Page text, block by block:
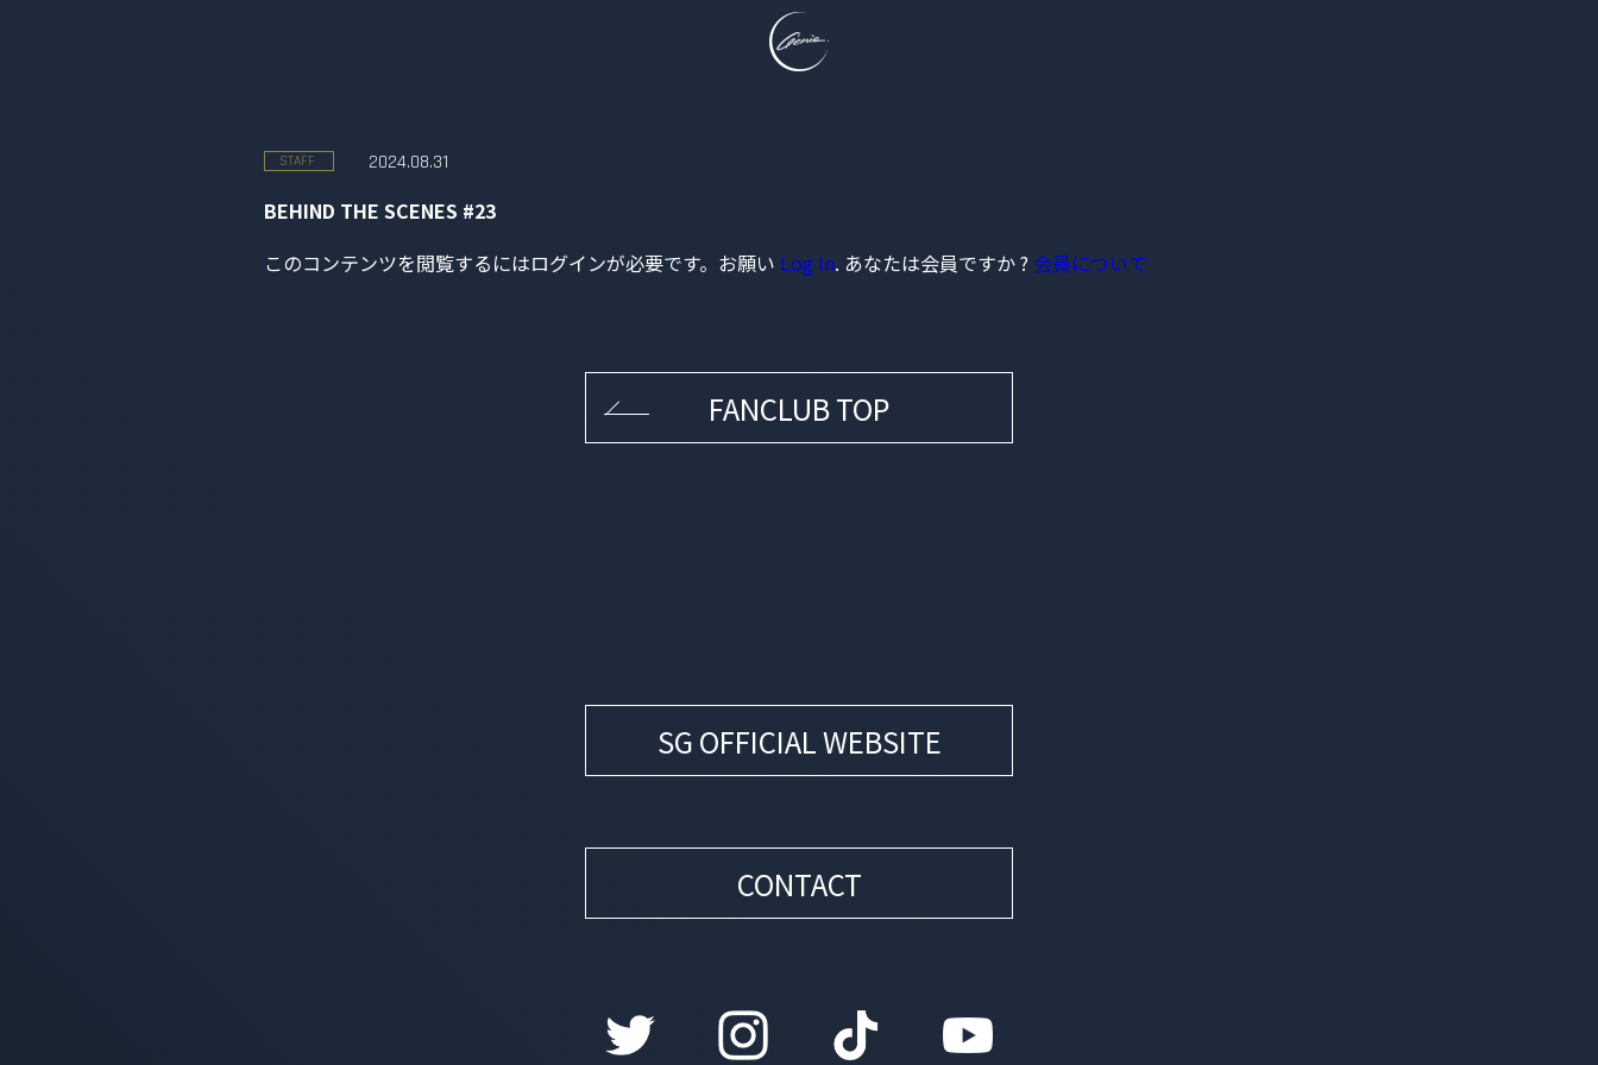
STAFF 2024.08.31
BEHIND THE SCENES #23
このコンテンツを閲覧するにはログインが必要です。お願い Log In. あなたは会員ですか ? 会員について
FANCLUB TOP
SG OFFICIAL WEBSITE
CONTACT